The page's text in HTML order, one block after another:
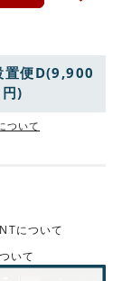
置便D(9,900
円)
ついて
について
いて